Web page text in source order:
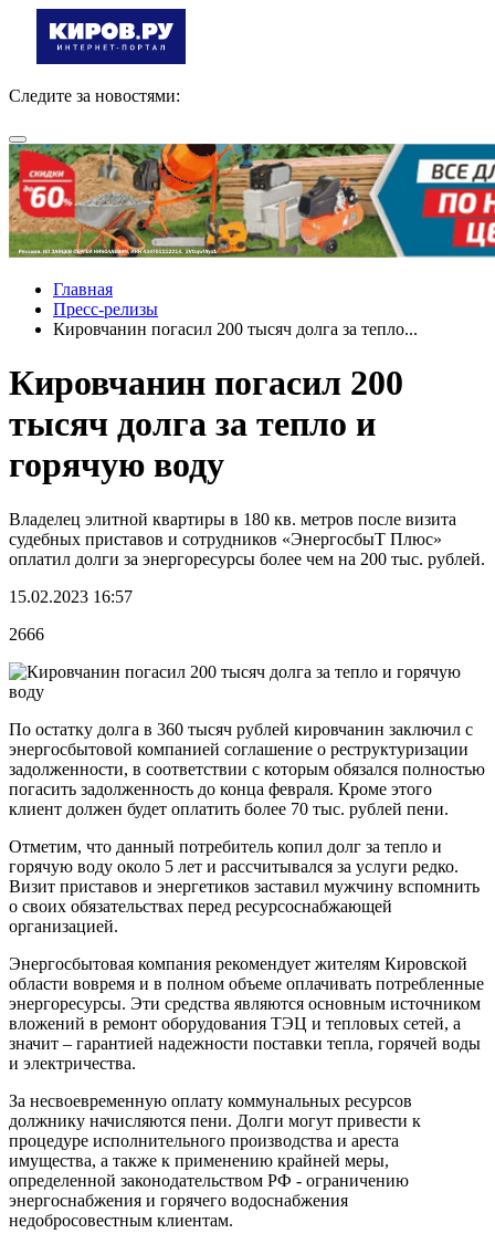
Следите за новостями:
Главная
Пресс-релизы
Кировчанин погасил 200 тысяч долга за тепло...
Кировчанин погасил 200
тысяч долга за тепло и
горячую воду
Владелец элитной квартиры в 180 кв. метров после визита
судебных приставов и сотрудников «ЭнергосбыТ Плюс»
оплатил долги за энергоресурсы более чем на 200 тыс. рублей.
15.02.2023 16:57
2666
По остатку долга в 360 тысяч рублей кировчанин заключил с
энергосбытовой компанией соглашение о реструктуризации
задолженности, в соответствии с которым обязался полностью
погасить задолженность до конца февраля. Кроме этого
клиент должен будет оплатить более 70 тыс. рублей пени.
Отметим, что данный потребитель копил долг за тепло и
горячую воду около 5 лет и рассчитывался за услуги редко.
Визит приставов и энергетиков заставил мужчину вспомнить
о своих обязательствах перед ресурсоснабжающей
организацией.
Энергосбытовая компания рекомендует жителям Кировской
области вовремя и в полном объеме оплачивать потребленные
энергоресурсы. Эти средства являются основным источником
вложений в ремонт оборудования ТЭЦ и тепловых сетей, а
значит – гарантией надежности поставки тепла, горячей воды
и электричества.
За несвоевременную оплату коммунальных ресурсов
должнику начисляются пени. Долги могут привести к
процедуре исполнительного производства и ареста
имущества, а также к применению крайней меры,
определенной законодательством РФ - ограничению
энергоснабжения и горячего водоснабжения
недобросовестным клиентам.